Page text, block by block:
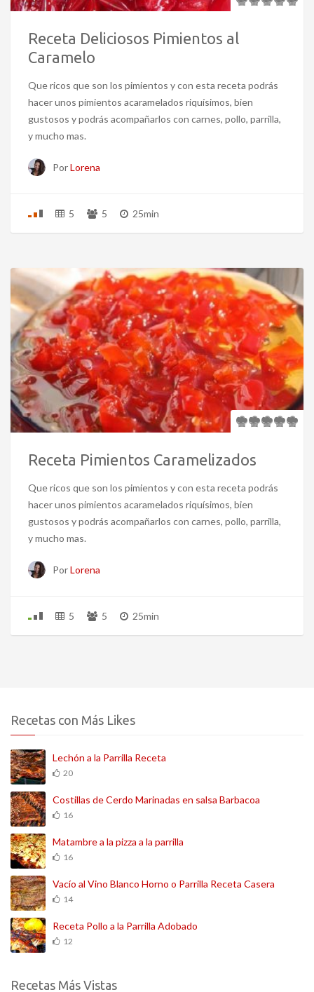
Receta Deliciosos Pimientos al
Caramelo
Que ricos que son los pimientos y con esta receta podrás
hacer unos pimientos acaramelados riquísimos, bien
gustosos y podrás acompañarlos con carnes, pollo, parrilla,
y mucho mas.
PorLorena
5 5 25min
Receta Pimientos Caramelizados
Que ricos que son los pimientos y con esta receta podrás
hacer unos pimientos acaramelados riquísimos, bien
gustosos y podrás acompañarlos con carnes, pollo, parrilla,
y mucho mas.
PorLorena
5 5 25min
Recetas con Más Likes
Lechón a la Parrilla Receta
20
Costillas de Cerdo Marinadas en salsa Barbacoa
16
Matambre a la pizza a la parrilla
16
Vacío al Vino Blanco Horno o Parrilla Receta Casera
14
Receta Pollo a la Parrilla Adobado
12
Recetas Más Vistas